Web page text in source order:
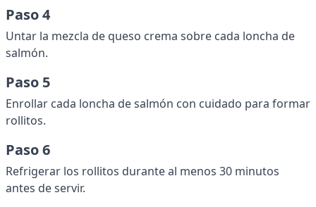
Paso 4
Untar la mezcla de queso crema sobre cada loncha de
salmón.
Paso 5
Enrollar cada loncha de salmón con cuidado para formar
rollitos.
Paso 6
Refrigerar los rollitos durante al menos 30 minutos
antes de servir.